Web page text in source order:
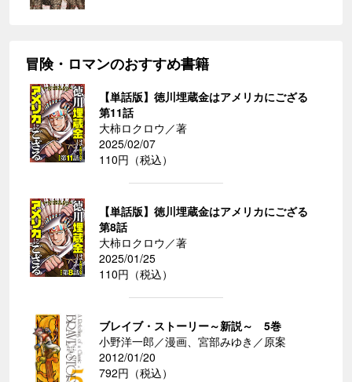
冒険・ロマンのおすすめ書籍
【単話版】徳川埋蔵金はアメリカにござる
第11話
大柿ロクロウ／著
2025/02/07
110円（税込）
【単話版】徳川埋蔵金はアメリカにござる
第8話
大柿ロクロウ／著
2025/01/25
110円（税込）
ブレイブ・ストーリー～新説～ 5巻
小野洋一郎／漫画、宮部みゆき／原案
2012/01/20
792円（税込）